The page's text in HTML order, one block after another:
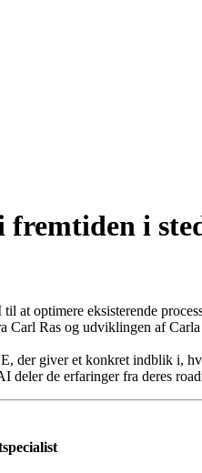
fremtiden i
at optimere eksisterende
Carl Ras og udviklingen af
der giver et konkret indblik i,
deler de erfaringer fra deres